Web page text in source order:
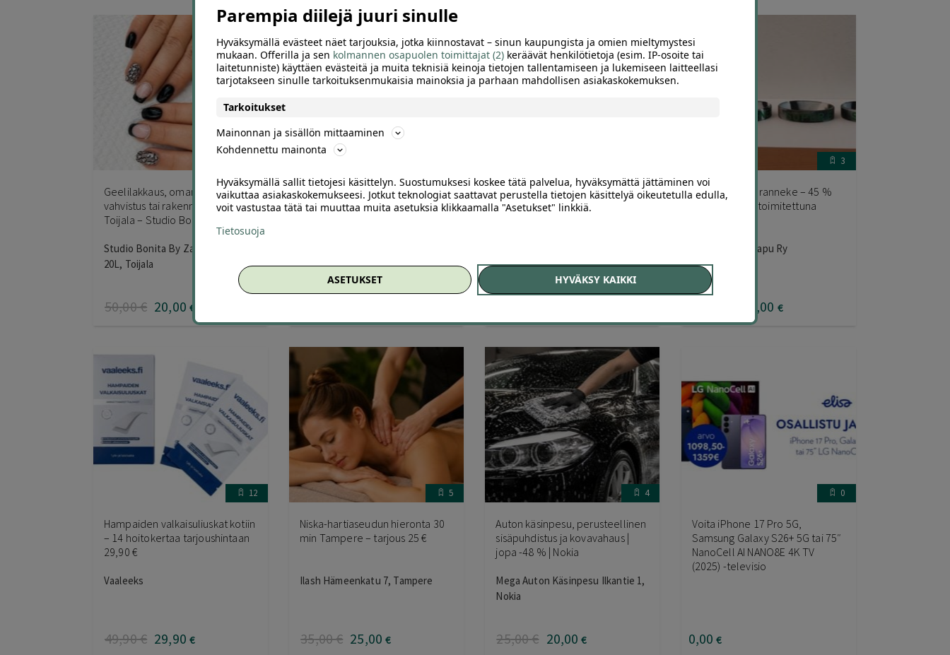
Geelilakkaus, oman kynnen
vahvistus tai rakennekynnet
Toijala – Studio Bonita By Zayra
Studio Bonita By Zayra Valtatie
20L, Toijala
50,00€ 20,00 €
MWEBSTORE.FI – 10 % alennus
koko valikoimasta myös
Naprapatia tai 50 min klassinen
hieronta alk. 35 € | Tampere
3
Super energiaranneke – 45 %
edulla | Kotiin toimitettuna
Suomen Superapu Ry
,00 €
12
Hampaiden valkaisuliuskat kotiin
– 14 hoitokertaa tarjoushintaan
29,90 €
Vaaleeks
49,90€ 29,90 €
5
Niska-hartiaseudun hieronta 30
min Tampere – tarjous 25 €
Ilash Hämeenkatu 7, Tampere
35,00€ 25,00 €
4
Auton käsinpesu, perusteellinen
sisäpuhdistus ja kovavahaus |
jopa -48 % | Nokia
Mega Auton Käsinpesu Ilkantie 1,
Nokia
25,00€ 20,00 €
0
Voita iPhone 17 Pro 5G,
Samsung Galaxy S26+ 5G tai 75″
NanoCell AI NANO8E 4K TV
(2025) -televisio
0,00 €
Parempia diilejä juuri sinulle
Hyväksymällä evästeet näet tarjouksia, jotka kiinnostavat – sinun kaupungista ja omien mieltymystesi
mukaan. Offerilla ja sen kolmannen osapuolen toimittajat (2) keräävät henkilötietoja (esim. IP-osoite tai
laitetunniste) käyttäen evästeitä ja muita teknisiä keinoja tietojen tallentamiseen ja lukemiseen laitteellasi
tarjotakseen sinulle tarkoituksenmukaisia mainoksia ja parhaan mahdollisen asiakaskokemuksen.
Tarkoitukset
Mainonnan ja sisällön mittaaminen
Kohdennettu mainonta
Hyväksymällä sallit tietojesi käsittelyn. Suostumuksesi koskee tätä palvelua, hyväksymättä jättäminen voi
vaikuttaa asiakaskokemukseesi. Jotkut teknologiat saattavat perustella tietojen käsittelyä oikeutetulla edulla,
voit vastustaa tätä tai muuttaa muita asetuksia klikkaamalla "Asetukset" linkkiä.
Tietosuoja
ASETUKSET HYVÄKSY KAIKKI